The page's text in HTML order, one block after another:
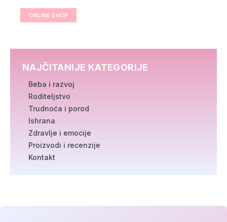
ONLINE SHOP
NAJČITANIJE KATEGORIJE
Beba i razvoj
Roditeljstvo
Trudnoća i porod
Ishrana
Zdravlje i emocije
Proizvodi i recenzije
Kontakt